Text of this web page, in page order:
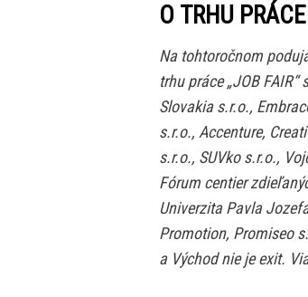
O TRHU
Na tohtoročnom
trhu práce „JOB
Slovakia s.r.o.,
s.r.o., Accenture,
s.r.o., SUVko s.r.o.,
Fórum centier
Univerzita Pavla
Promotion, Promiseo
a Východ nie je exit.